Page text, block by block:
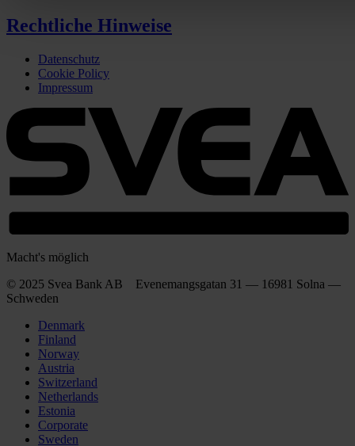
Rechtliche Hinweise
Datenschutz
Cookie Policy
Impressum
Macht's möglich
© 2025 Svea Bank AB Evenemangsgatan 31 — 16981 Solna —
Schweden
Denmark
Finland
Norway
Austria
Switzerland
Netherlands
Estonia
Corporate
Sweden